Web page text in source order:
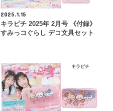
2025.1.15
キラピチ 2025年 2月号 《付録》
すみっコぐらし デコ文具セット
キラピチ